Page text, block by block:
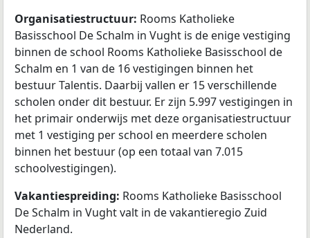
Organisatiestructuur: Rooms Katholieke
Basisschool De Schalm in Vught is de enige vestiging
binnen de school Rooms Katholieke Basisschool de
Schalm en 1 van de 16 vestigingen binnen het
bestuur Talentis. Daarbij vallen er 15 verschillende
scholen onder dit bestuur. Er zijn 5.997 vestigingen in
het primair onderwijs met deze organisatiestructuur
met 1 vestiging per school en meerdere scholen
binnen het bestuur (op een totaal van 7.015
schoolvestigingen).
Vakantiespreiding: Rooms Katholieke Basisschool
De Schalm in Vught valt in de vakantieregio Zuid
Nederland.